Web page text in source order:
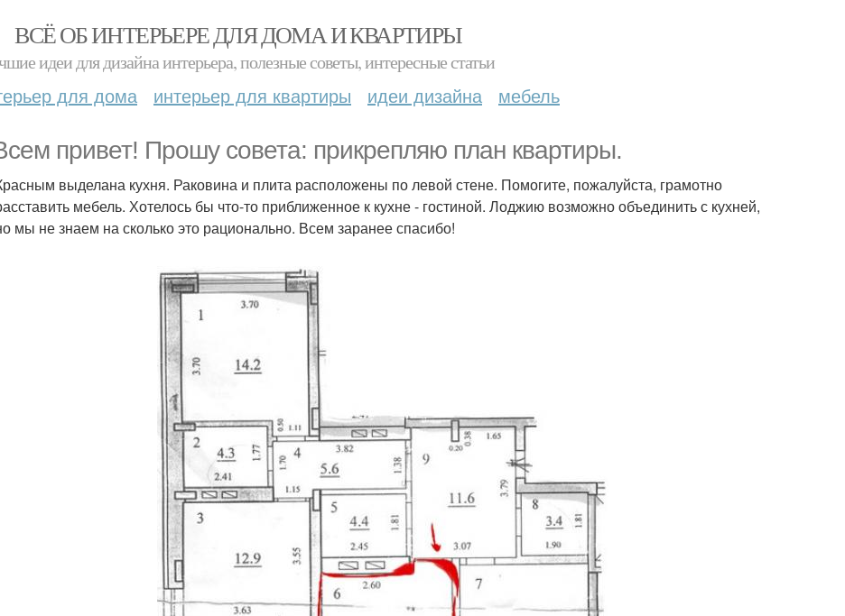
ВСЁ ОБ ИНТЕРЬЕРЕ ДЛЯ ДОМА И КВАРТИРЫ
идеи для дизайна интерьера, полезные советы, интересные статьи
для дома интерьер для квартиры идеи дизайна мебель
привет! Прошу совета: прикрепляю план квартиры.
выделана кухня. Раковина и плита расположены по левой стене. Помогите, пожалуйста, грамотно
мебель. Хотелось бы что-то приближенное к кухне - гостиной. Лоджию возможно объединить с кухней,
мы не знаем на сколько это рационально. Всем заранее спасибо!